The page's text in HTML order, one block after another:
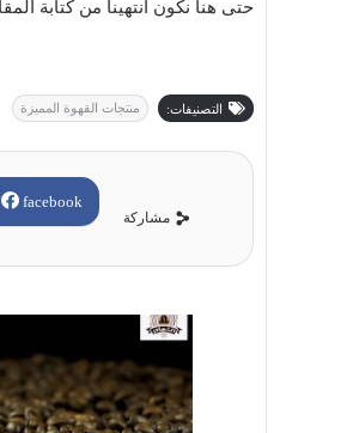
حتى هنا نكون انتهينا من كتابة
التصنيفات: منتجات القهوة المميزة
مشاركة
facebook